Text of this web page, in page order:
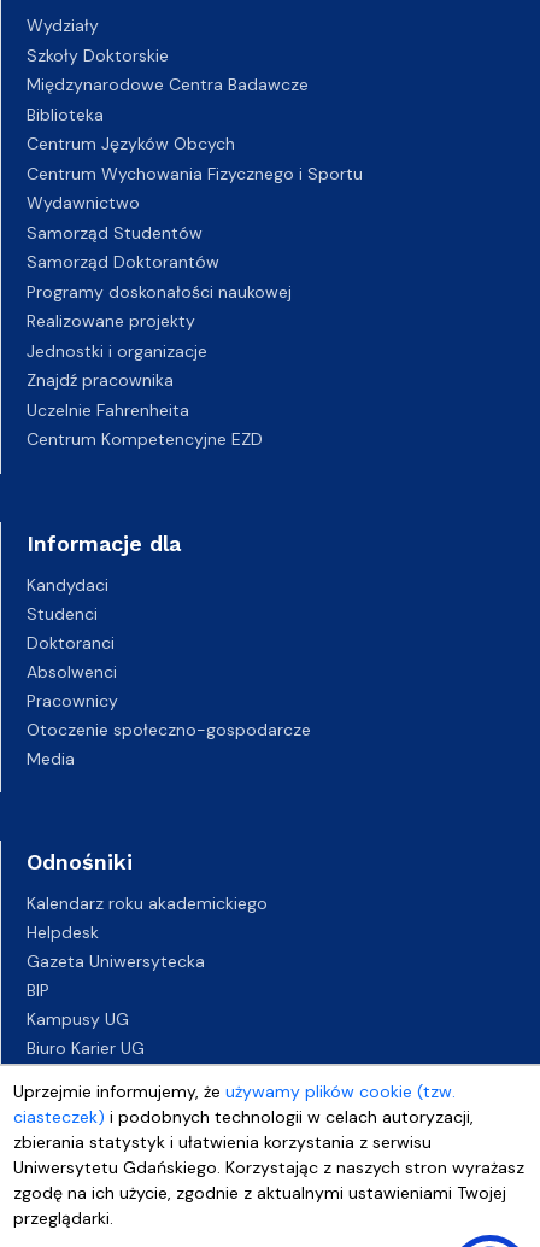
Uprzejmie informujemy, żeużywamy plików cookie (tzw.
ciasteczek) i podobnych technologii w celach autoryzacji,
zbierania statystyk i ułatwienia korzystania z serwisu
Uniwersytetu Gdańskiego. Korzystając z naszych stron wyrażasz
zgodę na ich użycie, zgodnie z aktualnymi ustawieniami Twojej
przeglądarki.
Wydziały
Szkoły Doktorskie
Międzynarodowe Centra Badawcze
Biblioteka
Centrum Języków Obcych
Centrum Wychowania Fizycznego i Sportu
Wydawnictwo
Samorząd Studentów
Samorząd Doktorantów
Programy doskonałości naukowej
Realizowane projekty
Jednostki i organizacje
Znajdź pracownika
Uczelnie Fahrenheita
Centrum Kompetencyjne EZD
Informacje dla
Kandydaci
Studenci
Doktoranci
Absolwenci
Pracownicy
Otoczenie społeczno-gospodarcze
Media
Odnośniki
Kalendarz roku akademickiego
Helpdesk
Gazeta Uniwersytecka
BIP
Kampusy UG
Biuro Karier UG
Deklaracja dostępności